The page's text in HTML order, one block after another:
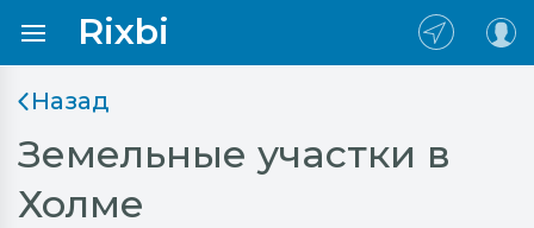
Rixbi
Назад
Земельные участки в
Холме